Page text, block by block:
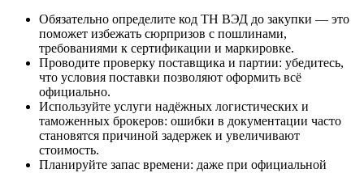
Обязательно определите код ТН ВЭД до закупки — это
поможет избежать сюрпризов с пошлинами,
требованиями к сертификации и маркировке.
Проводите проверку поставщика и партии: убедитесь,
что условия поставки позволяют оформить всё
официально.
Используйте услуги надёжных логистических и
таможенных брокеров: ошибки в документации часто
становятся причиной задержек и увеличивают
стоимость.
Планируйте запас времени: даже при официальной